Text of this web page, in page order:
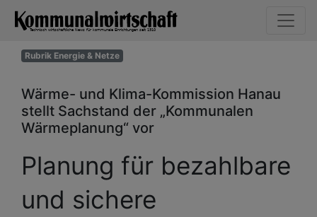
Rubrik Energie & Netze
Wärme- und Klima-Kommission Hanau
stellt Sachstand der „Kommunalen
Wärmeplanung“ vor
Planung für bezahlbare
und sichere